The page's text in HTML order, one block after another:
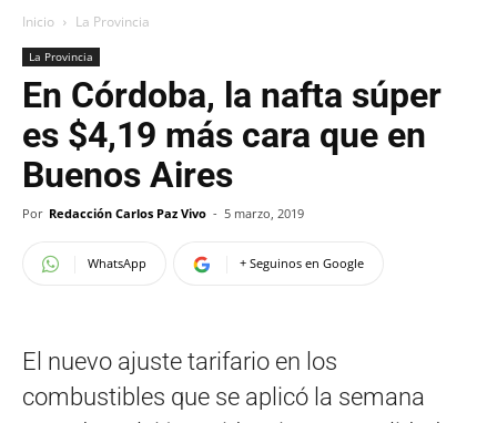
Inicio La Provincia
La Provincia
En Córdoba, la nafta súper
es $4,19 más cara que en
Buenos Aires
Por Redacción Carlos Paz Vivo - 5 marzo, 2019
WhatsApp + Seguinos en Google
El nuevo ajuste tarifario en los
combustibles que se aplicó la semana